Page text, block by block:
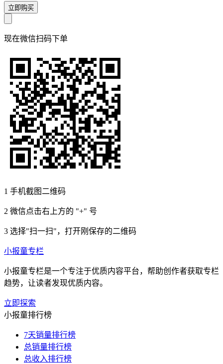
立即购买
现在微信扫码下单
1 手机截图二维码
2 微信点击右上方的 "+" 号
3 选择"扫一扫"，打开刚保存的二维码
小报童专栏
小报童专栏是一个专注于优质内容平台，帮助创作者获取专栏
趋势，让读者发现优质内容。
立即探索
小报童排行榜
7天销量排行榜
总销量排行榜
总收入排行榜